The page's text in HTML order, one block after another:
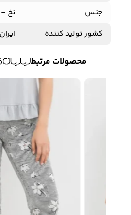
جنس
نخ -
کشور تولید کننده
ایران
محصولات مرتبط